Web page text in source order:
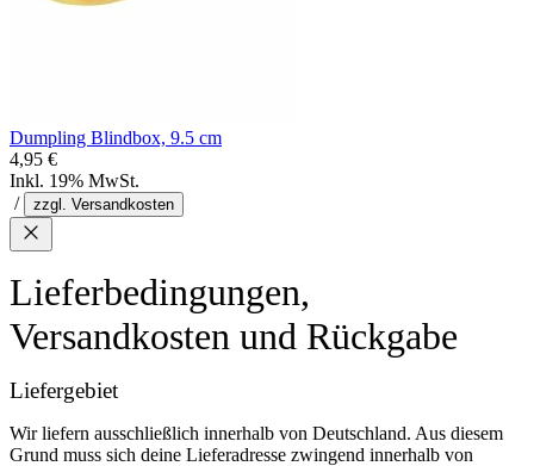
Dumpling Blindbox, 9.5 cm
4,95 €
Inkl. 19% MwSt.
/
zzgl. Versandkosten
Lieferbedingungen,
Versandkosten und Rückgabe
Liefergebiet
Wir liefern ausschließlich innerhalb von Deutschland. Aus diesem
Grund muss sich deine Lieferadresse zwingend innerhalb von